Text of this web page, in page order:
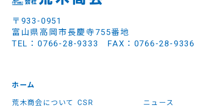
〒933-0951
富山県高岡市長慶寺755番地
TEL：0766-28-9333 FAX：0766-28-9336
ホーム
荒木商会について CSR ニュース